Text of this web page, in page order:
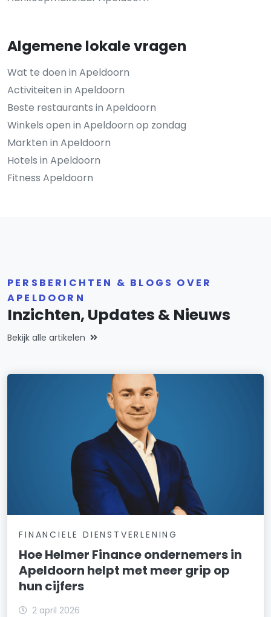
Algemene lokale vragen
Wat te doen in Apeldoorn
Activiteiten in Apeldoorn
Beste restaurants in Apeldoorn
Winkels open in Apeldoorn op zondag
Markten in Apeldoorn
Hotels in Apeldoorn
Fitness Apeldoorn
PERSBERICHTEN & BLOGS OVER
APELDOORN
Inzichten, Updates & Nieuws
Bekijk alle artikelen
FINANCIELE DIENSTVERLENING
Hoe Helmer Finance ondernemers in
Apeldoorn helpt met meer grip op
hun cijfers
2 april 2026